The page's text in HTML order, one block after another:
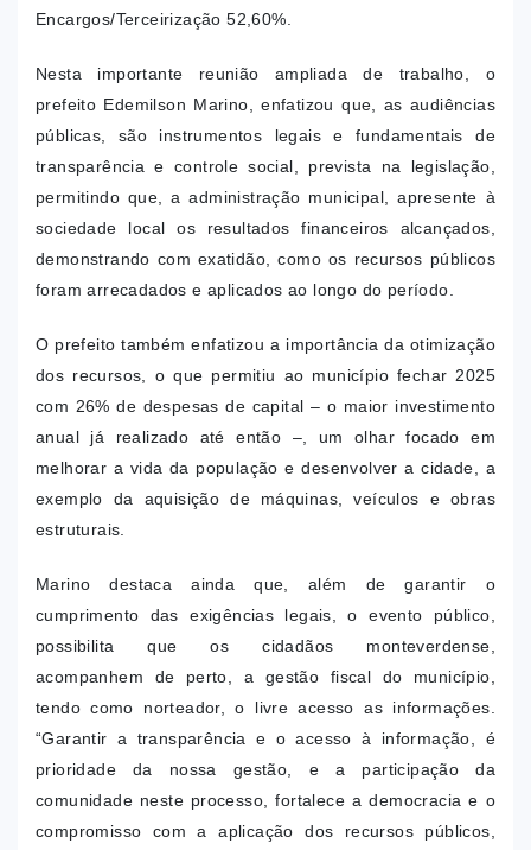
Encargos/Terceirização 52,60%.
Nesta importante reunião ampliada de trabalho, o
prefeito Edemilson Marino, enfatizou que, as audiências
públicas, são instrumentos legais e fundamentais de
transparência e controle social, prevista na legislação,
permitindo que, a administração municipal, apresente à
sociedade local os resultados financeiros alcançados,
demonstrando com exatidão, como os recursos públicos
foram arrecadados e aplicados ao longo do período.
O prefeito também enfatizou a importância da otimização
dos recursos, o que permitiu ao município fechar 2025
com 26% de despesas de capital – o maior investimento
anual já realizado até então –, um olhar focado em
melhorar a vida da população e desenvolver a cidade, a
exemplo da aquisição de máquinas, veículos e obras
estruturais.
Marino destaca ainda que, além de garantir o
cumprimento das exigências legais, o evento público,
possibilita que os cidadãos monteverdense,
acompanhem de perto, a gestão fiscal do município,
tendo como norteador, o livre acesso as informações.
“Garantir a transparência e o acesso à informação, é
prioridade da nossa gestão, e a participação da
comunidade neste processo, fortalece a democracia e o
compromisso com a aplicação dos recursos públicos,